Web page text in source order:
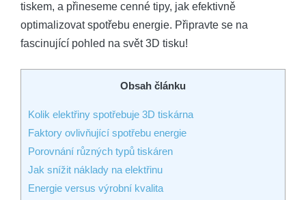
tiskem, a přineseme cenné tipy, jak efektivně
optimalizovat ‍spotřebu energie. Připravte se na
fascinující pohled na svět 3D tisku!
Obsah článku
Kolik elektřiny spotřebuje ⁢3D tiskárna
Faktory ⁢ovlivňující spotřebu​ energie
Porovnání různých typů tiskáren
Jak snížit náklady ⁤na elektřinu
Energie versus výrobní kvalita